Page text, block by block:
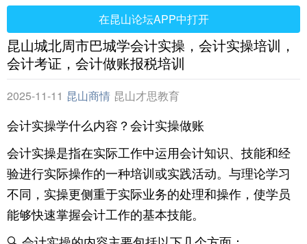
在昆山论坛APP中打开
昆山城北周市巴城学会计实操，会计实操培训，
会计考证，会计做账报税培训
2025-11-11 昆山商情 昆山才思教育
会计实操学什么内容？会计实操做账
会计实操是指在实际工作中运用会计知识、技能和经
验进行实际操作的一种培训或实践活动。与理论学习
不同，实操更侧重于实际业务的处理和操作，使学员
能够快速掌握会计工作的基本技能。